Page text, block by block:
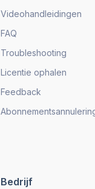
Videohandleidingen
FAQ
Troubleshooting
Licentie ophalen
Feedback
Bedrijf